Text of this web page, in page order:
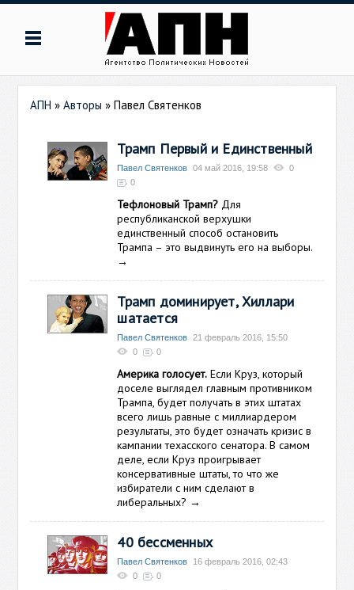
АПН »Авторы »Павел Святенков
Трамп Первый и Единственный
Павел Святенков 04 май 2016, 19:58
0
0
Тефлоновый Трамп? Для
республиканской верхушки
единственный способ остановить
Трампа – это выдвинуть его на выборы.
→
Трамп доминирует, Хиллари
шатается
Павел Святенков
21 февраль 2016, 15:50
0
0
Америка голосует. Если Круз, который
доселе выглядел главным противником
Трампа, будет получать в этих штатах
всего лишь равные с миллиардером
результаты, это будет означать кризис в
кампании техасского сенатора. В самом
деле, если Круз проигрывает
консервативные штаты, то что же
избиратели с ним сделают в
либеральных? →
40 бессменных
Павел Святенков
16 февраль 2016, 02:43
0
0